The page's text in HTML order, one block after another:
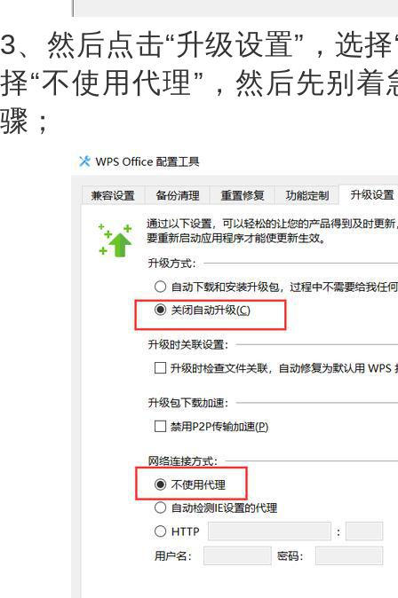
3、然后点击“升级设置”，选
择“不使用代理”，然后先别
骤；